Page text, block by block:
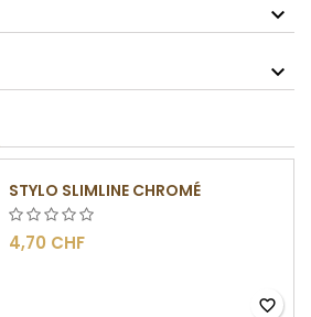
STYLO SLIMLINE CHROMÉ
4,70 CHF
favorite_border